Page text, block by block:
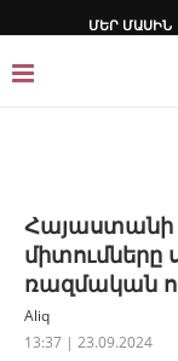
ՄԵՐ ՄԱՍԻՆ
Հայաստանի
միտումները
ռազմական
Aliq
13:37 | 23.09.2024